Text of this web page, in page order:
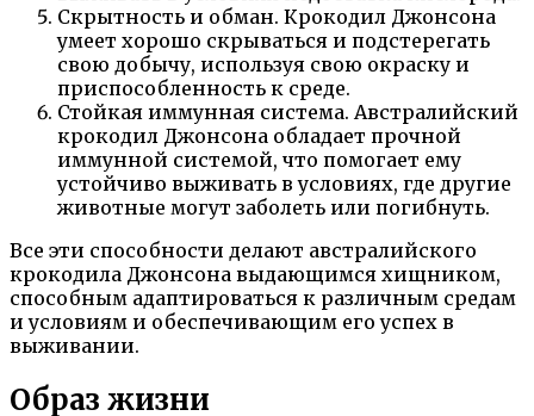
Скрытность и обман. Крокодил Джонсона
умеет хорошо скрываться и подстерегать
свою добычу, используя свою окраску и
приспособленность к среде.
Стойкая иммунная система. Австралийский
крокодил Джонсона обладает прочной
иммунной системой, что помогает ему
устойчиво выживать в условиях, где другие
животные могут заболеть или погибнуть.
Все эти способности делают австралийского
крокодила Джонсона выдающимся хищником,
способным адаптироваться к различным средам
и условиям и обеспечивающим его успех в
выживании.
Образ жизни